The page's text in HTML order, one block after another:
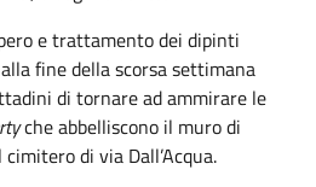
e trattamento dei dipinti
fine della scorsa settimana
di tornare ad ammirare le
che abbelliscono il muro di
di via Dall’Acqua.